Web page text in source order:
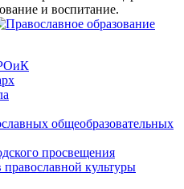
и воспитание.
общеобразовательных
просвещения
православной культуры